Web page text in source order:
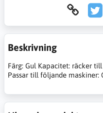
Beskrivning
Färg: Gul Kapacitet: räcker
Passar till följande maskiner: